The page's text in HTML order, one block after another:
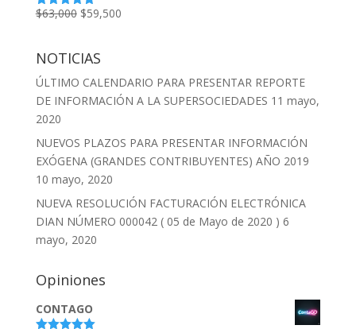
$450,000.
Valorado
$63,000 El
era:
$63,000.
$59,500El
$59,500.
NOTICIAS
ÚLTIMO CALENDARIO PARA PRESENTAR REPORTE
DE INFORMACIÓN A LA SUPERSOCIEDADES 11 mayo,
2020
NUEVOS PLAZOS PARA PRESENTAR INFORMACIÓN
EXÓGENA (GRANDES CONTRIBUYENTES) AÑO 2019
10 mayo, 2020
NUEVA RESOLUCIÓN FACTURACIÓN ELECTRÓNICA
DIAN NÚMERO 000042 ( 05 de Mayo de 2020 ) 6
mayo, 2020
Opiniones
CONTAGO